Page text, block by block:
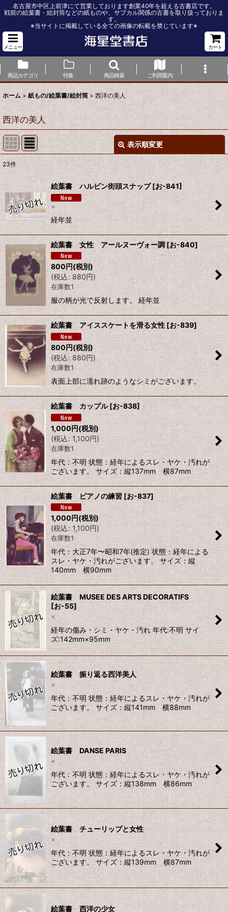
名古屋市中区上前津にて営業しております創業40年を超える古書店です。
戦前の絵葉書・絵封筒などの紙ものや、サブカル関係の古書を取り扱っておりま
す。
※当サイトに掲載している全ての画像の転載を禁じています※
メニュー カート
商品カテゴリ 特集 商品検索 ご利用案内
ホーム > 紙もの/絵葉書/絵封筒 > 西洋の美人
西洋の美人
表示順変更
表示数 :
並び順:
絞り込む
23件
絵葉書 ハルビン街頭スナップ [お-841]
×
経年並
絵葉書 女性 アールヌーヴォー調 [お-840]
800円(税別)
(税込: 880円)
在庫数1
服の柄が光で反射します。 経年並
絵葉書 アイススケートを滑る女性 [お-839]
800円(税別)
(税込: 880円)
在庫数1
表面上部に濡れ跡のようなシミがございます。
絵葉書 カップル[お-838]
1,000円(税別)
(税込: 1,100円)
在庫数1
年代：不明 状態：経年によるスレ・ヤケ・汚れが
ございます。 サイズ：縦137mm 横87mm
絵葉書 ピアノの練習 [お-837]
1,000円(税別)
(税込: 1,100円)
在庫数1
年代：大正7年〜昭和7年(推定) 状態：経年による
スレ・ヤケ・汚れがございます。 サイズ：縦
140mm 横90mm
絵葉書 MUSEE DES ARTS DECORATIFS
[お-55]
×
経年の傷み・シミ・ヤケ・汚れ 年代:不明 サイ
ズ:142mm×95mm
絵葉書 振り返る西洋美人
×
年代：不明 状態：経年によるスレ・ヤケ・汚れが
ございます。 サイズ：縦141mm 横88mm
絵葉書 DANSE PARIS
×
年代：不明 状態：経年によるスレ・ヤケ・汚れが
ございます。 サイズ：縦138mm 横86mm
絵葉書 チューリップと女性
×
年代：不明 状態：経年によるスレ・ヤケ・汚れが
ございます。 サイズ：縦139mm 横87mm
絵葉書 西洋の少女